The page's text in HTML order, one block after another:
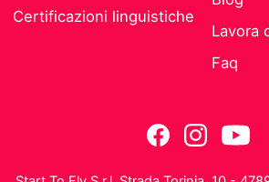
Certificazioni linguistiche
Lavora
Faq